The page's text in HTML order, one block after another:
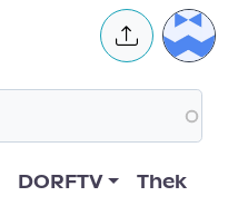
User
DORFTV Thek